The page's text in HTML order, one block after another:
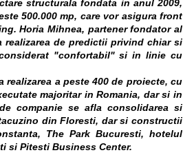
structurala fondata in anul 2009,
500.000 mp, care vor asigura front
Horia Mihnea, partener fondator al
de predictii privind chiar si
"confortabil" si in linie cu
a peste 400 de proiecte, cu
majoritar in Romania, dar si in
companie se afla consolidarea si
din Floresti, dar si constructii
The Park Bucuresti, hotelul
si Pitesti Business Center.